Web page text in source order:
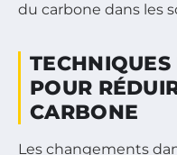
du carbone dans les
POUR
CARBONE
Les changements